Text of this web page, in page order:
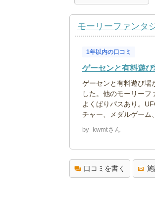
モーリーファンタ
1年以内の口コミ
ゲーセンと有料遊
ゲーセンと有料遊び場
した。他のモーリーフ
よくばりパスあり。
チャー、メダルゲーム
by kwmtさん
口コミを書く